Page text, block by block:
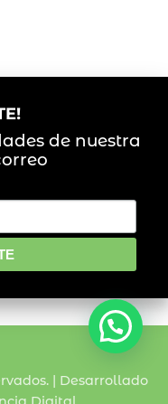
de nuestra
| Desarrollado